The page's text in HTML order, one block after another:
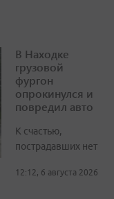
В Находке
грузовой
фургон
опрокинулся и
повредил авто
К счастью,
пострадавших нет
12:12, 6 августа 2026